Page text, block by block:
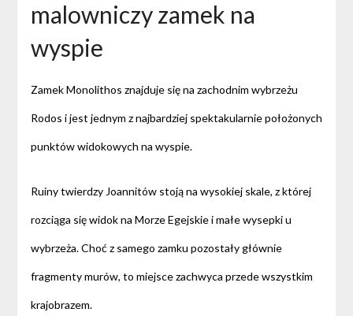
malowniczy zamek na
wyspie
Zamek Monolithos znajduje się na zachodnim wybrzeżu
Rodos i jest jednym z najbardziej spektakularnie położonych
punktów widokowych na wyspie.
Ruiny twierdzy Joannitów stoją na wysokiej skale, z której
rozciąga się widok na Morze Egejskie i małe wysepki u
wybrzeża. Choć z samego zamku pozostały głównie
fragmenty murów, to miejsce zachwyca przede wszystkim
krajobrazem.